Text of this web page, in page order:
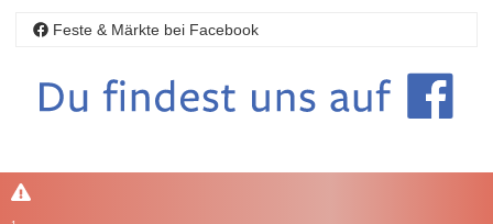
Feste & Märkte bei Facebook